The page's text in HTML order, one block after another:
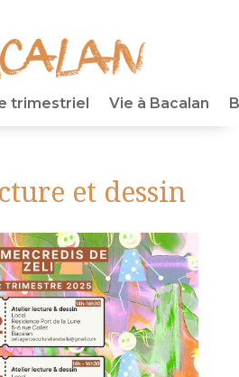
trimestriel Vie à Bacalan
et dessin